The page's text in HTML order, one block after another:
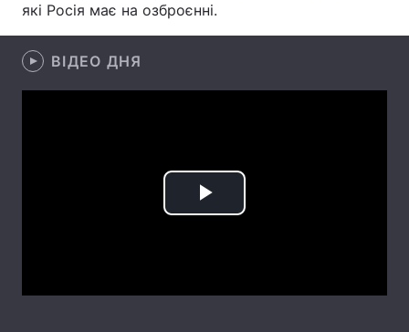
Контакти
Тема оформлення
які Росія має на озброєнні.
ВІДЕО ДНЯ
Play